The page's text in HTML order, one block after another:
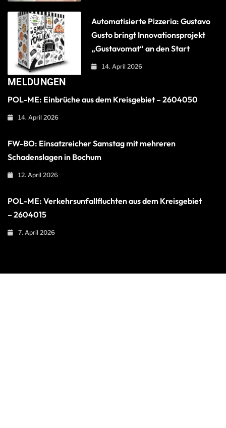
Automatisierte Pizzeria: Gustavo
Gusto bringt Innovationsprojekt
„Gustavomat“ an den Start
14. April 2026
MELDUNGEN
POL-ME: Einbrüche aus dem Kreisgebiet – 2604050
14. April 2026
FW-BO: Einsatzreicher Samstag mit mehreren
Schadenslagen in Bochum
12. April 2026
POL-ME: Verkehrsunfallfluchten aus dem Kreisgebiet
– 2604015
7. April 2026